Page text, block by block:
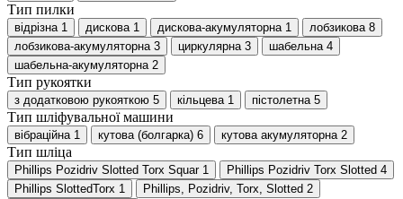
Тип пилки
відрізна 1 дискова 1 дискова-акумуляторна 1 лобзикова 8
лобзикова-акумуляторна 3 циркулярна 3 шабельна 4
шабельна-акумуляторна 2
Тип рукоятки
з додатковою рукояткою 5 кільцева 1 пістолетна 5
Тип шліфувальної машини
вібраційна 1 кутова (болгарка) 6 кутова акумуляторна 2
Тип шліца
Phillips Pozidriv Slotted Torx Squar 1 Phillips Pozidriv Torx Slotted 4
Phillips SlottedTorx 1 Phillips, Pozidriv, Torx, Slotted 2